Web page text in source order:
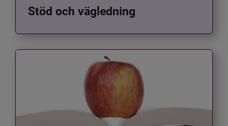
Stöd och vägledning